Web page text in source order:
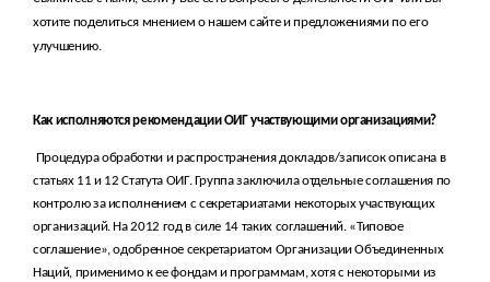
хотите поделиться мнением о нашем сайте и предложениями по его
улучшению.
Как исполняются рекомендации ОИГ участвующими организациями?
Процедура обработки и распространения докладов/записок описана в
статьях 11 и 12 Статута ОИГ. Группа заключила отдельные соглашения по
контролю за исполнением с секретариатами некоторых участвующих
организаций. На 2012 год в силе 14 таких соглашений. «Типовое
соглашение», одобренное секретариатом Организации Объединенных
Наций, применимо к ее фондам и программам, хотя с некоторыми из